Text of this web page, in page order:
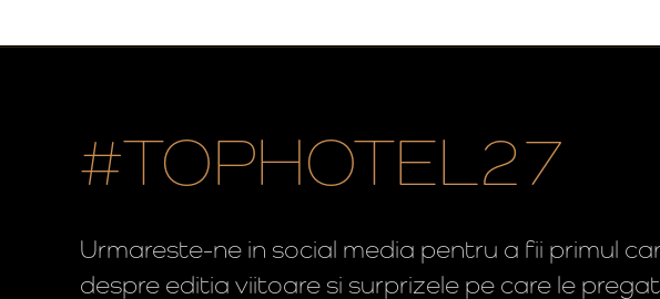
#TOPHOTEL27
Urmareste-ne in social media pentru a fii primul
despre editia viitoare si surprizele pe care le